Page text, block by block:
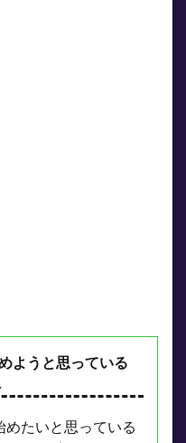
ようと思っている
めたいと思っている